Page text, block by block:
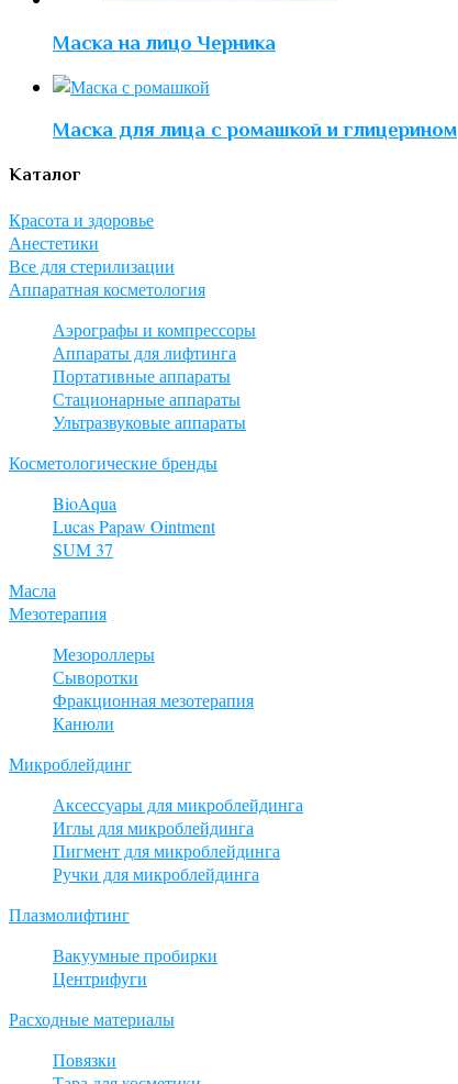
Маска на лицо Черника
Маска для лица с ромашкой и глицерином
Каталог
Красота и здоровье
Анестетики
Все для стерилизации
Аппаратная косметология
Аэрографы и компрессоры
Аппараты для лифтинга
Портативные аппараты
Стационарные аппараты
Ультразвуковые аппараты
Косметологические бренды
BioAqua
Lucas Papaw Ointment
SUM 37
Масла
Мезотерапия
Мезороллеры
Сыворотки
Фракционная мезотерапия
Канюли
Микроблейдинг
Аксессуары для микроблейдинга
Иглы для микроблейдинга
Пигмент для микроблейдинга
Ручки для микроблейдинга
Плазмолифтинг
Вакуумные пробирки
Центрифуги
Расходные материалы
Повязки